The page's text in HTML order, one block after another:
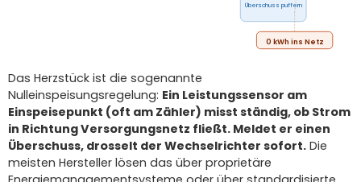
Überschuss puffern
0 kWh ins Netz
Das Herzstück ist die sogenannte
Nulleinspeisungsregelung: Ein Leistungssensor am
Einspeisepunkt (oft am Zähler) misst ständig, ob Strom
in Richtung Versorgungsnetz fließt. Meldet er einen
Überschuss, drosselt der Wechselrichter sofort. Die
meisten Hersteller lösen das über proprietäre